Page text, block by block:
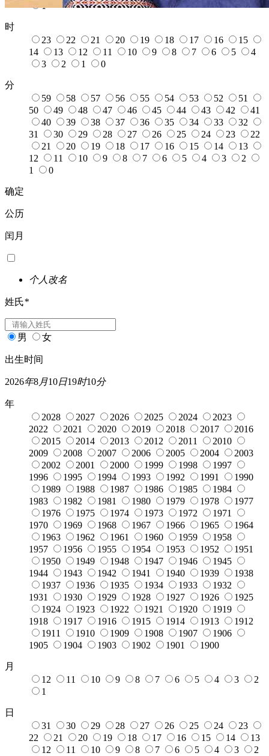
1
时
23
22 21 20 19 18 17 16
15
14
13 12 11 10 9 8 7 6 5
4
3
2 1 0
分
59
58 57 56 55 54 53 52
51
50
49 48 47 46 45 44 43 42
41
40
39 38 37 36 35 34 33
32
31
30 29 28 27 26 25 24 23
22
21
20 19 18 17 16 15 14
13
12
11 10 9 8 7 6 5 4 3
2
1
0
确定
公历
闰月
个人改名
姓氏*
男 女
出生时间
2026年8月10日19时10分
年
2028
2027 2026 2025 2024
2023
2022
2021 2020 2019 2018 2017
2016
2015
2014 2013 2012 2011
2010
2009
2008 2007 2006 2005 2004
2003
2002
2001 2000 1999 1998
1997
1996
1995 1994 1993 1992 1991
1990
1989
1988 1987 1986 1985
1984
1983
1982 1981 1980 1979 1978
1977
1976
1975 1974 1973 1972
1971
1970
1969 1968 1967 1966 1965
1964
1963
1962 1961 1960 1959
1958
1957
1956 1955 1954 1953 1952
1951
1950
1949 1948 1947 1946
1945
1944
1943 1942 1941 1940 1939
1938
1937
1936 1935 1934 1933
1932
1931
1930 1929 1928 1927 1926
1925
1924
1923 1922 1921 1920
1919
1918
1917 1916 1915 1914 1913
1912
1911
1910 1909 1908 1907
1906
1905
1904 1903 1902 1901 1900
月
12
11 10 9 8 7 6 5 4 3
2
1
日
31
30 29 28 27 26 25 24
23
22
21 20 19 18 17 16 15 14
13
12
11 10 9 8 7 6 5 4 3
2